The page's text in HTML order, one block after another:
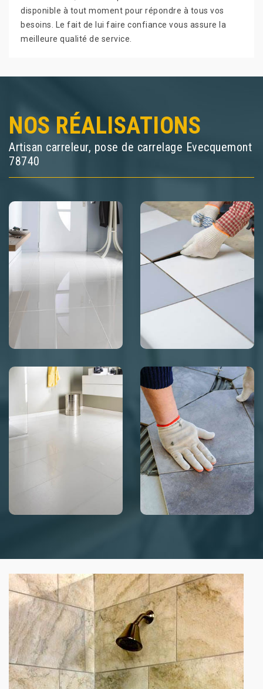
disponible à tout moment pour répondre à tous vos
besoins. Le fait de lui faire confiance vous assure la
meilleure qualité de service.
NOS RÉALISATIONS
Artisan carreleur, pose de carrelage Evecquemont
78740